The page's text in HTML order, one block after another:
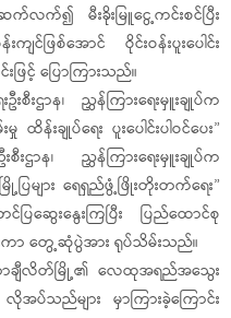
လက်၍ မီးခိုးမြူငွေ့ကင်းစင်ပြီး
င်ဖြစ်အောင် ဝိုင်းဝန်းပူးပေါင်း
ြင့် ပြောကြားသည်။
းဌာန၊ ညွှန်ကြားရေးမှူးချုပ်က
းချုပ်ရေး ပူးပေါင်းပါဝင်ပေး”
စီးဌာန၊ ညွှန်ကြားရေးမှူးချုပ်က
ြများ ရေရှည်ဖွံ့ဖြိုးတိုးတက်ရေး”
ြဆွေးနွေးကြပြီး ပြည်ထောင်စု
းကာ တွေ့ဆုံပွဲအား ရုပ်သိမ်းသည်။
ချီလိတ်မြို့၏ လေထုအရည်အသွေး
ပ်သည်များ မှာကြားခဲ့ကြောင်း